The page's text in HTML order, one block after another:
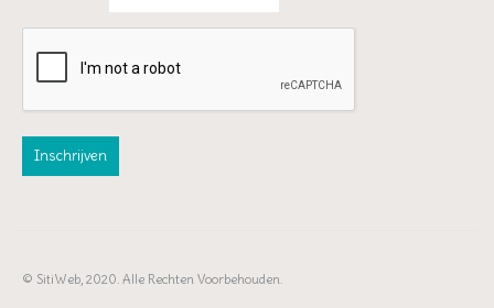
© SitiWeb, 2020. Alle Rechten Voorbehouden.